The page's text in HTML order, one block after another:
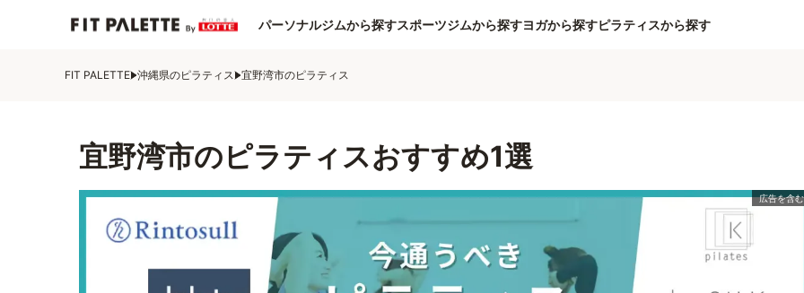
パーソナルジムから探すスポーツジムから探すヨガから探すピラティスから探す
FIT PALETTE 沖縄県のピラティス 宜野湾市のピラティス
宜野湾市のピラティスおすすめ1選